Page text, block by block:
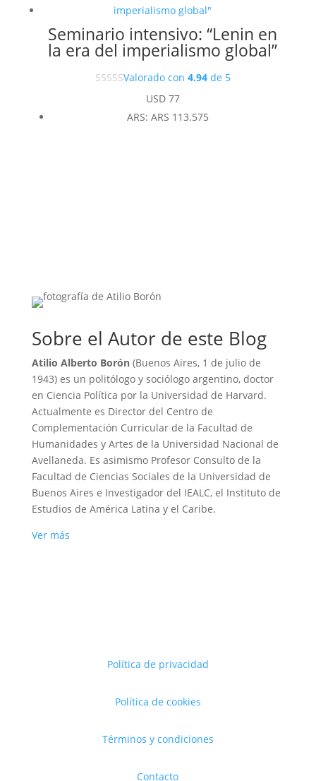
Seminario intensivo: “Lenin en
la era del imperialismo global”
Valorado con 4.94de 5
USD77
ARS: ARS 113.575
Sobre el Autor de este Blog
Atilio Alberto Borón(Buenos Aires, 1 de julio de
1943) es un politólogo y sociólogo argentino, doctor
en Ciencia Política por la Universidad de Harvard.
Actualmente es Director del Centro de
Complementación Curricular de la Facultad de
Humanidades y Artes de la Universidad Nacional de
Avellaneda. Es asimismo Profesor Consulto de la
Facultad de Ciencias Sociales de la Universidad de
Buenos Aires e Investigador del IEALC, el Instituto de
Estudios de América Latina y el Caribe.
Ver más
Política de privacidad
Política de cookies
Términos y condiciones
Contacto